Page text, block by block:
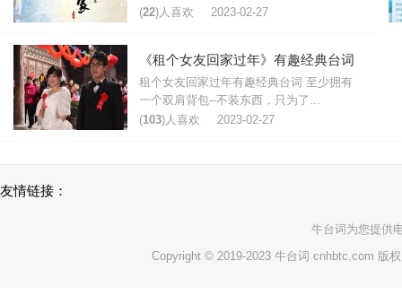
(22)人喜欢 2023-02-27
《租个女友回家过年》有趣经典台词
租个女友回家过年有趣经典台词 至少拥有
一个双肩背包--不装东西，只为了...
(103)人喜欢 2023-02-27
友情链接：
牛台词 为您提供
Copyright © 2019-2023 牛台词 cnhbtc.com 版